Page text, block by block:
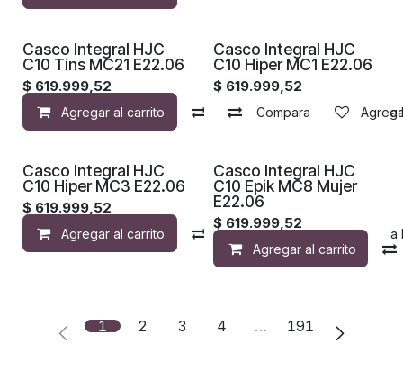
Casco Integral HJC
C10 Tins MC21 E22.06
$ 619.999,52
Agregar al carrito Compara Agregar a
Casco Integral HJC
C10 Hiper MC1 E22.06
$ 619.999,52
Compara
Casco Integral HJC
C10 Hiper MC3 E22.06
$ 619.999,52
Agregar al carrito Compara Agregar a la
Casco Integral HJC
C10 Epik MC8 Mujer
E22.06
$ 619.999,52
Agregar al carrito
1 2 3 4 … 191